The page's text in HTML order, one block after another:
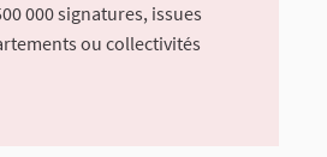
000 signatures, issues
ou collectivités